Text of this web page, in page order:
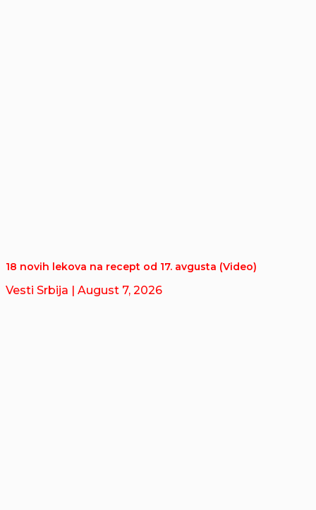
18 novih lekova na recept od 17. avgusta (Video)
Vesti Srbija | August 7, 2026